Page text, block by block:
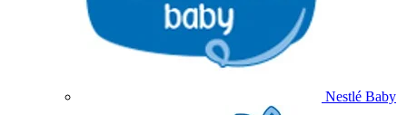
Nestlé Baby